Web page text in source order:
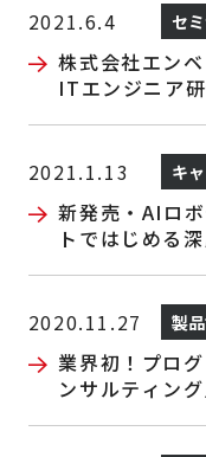
新発売記念キ
2021.6.4 セ
株式会社エン
ITエンジニア
2021.1.13 キ
新発売・AIロ
トではじめる
2020.11.27 製
業界初！プロ
ンサルティン